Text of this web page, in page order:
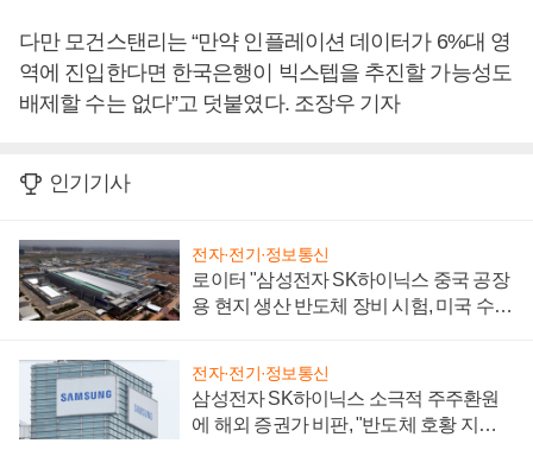
다만 모건스탠리는 “만약 인플레이션 데이터가 6%대 영
역에 진입한다면 한국은행이 빅스텝을 추진할 가능성도
배제할 수는 없다”고 덧붙였다. 조장우 기자
인기기사
전자·전기·정보통신
로이터 "삼성전자 SK하이닉스 중국 공장
용 현지 생산 반도체 장비 시험, 미국 수출
전자·전기·정보통신
삼성전자 SK하이닉스 소극적 주주환원
에 해외 증권가 비판, "반도체 호황 지속